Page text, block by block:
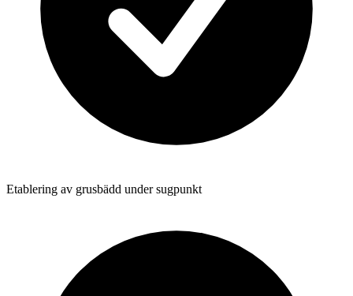
Etablering av grusbädd under sugpunkt